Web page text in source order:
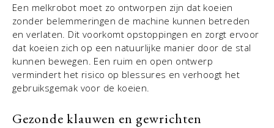
Een melkrobot moet zo ontworpen zijn dat koeien
zonder belemmeringen de machine kunnen betreden
en verlaten. Dit voorkomt opstoppingen en zorgt ervoor
dat koeien zich op een natuurlijke manier door de stal
kunnen bewegen. Een ruim en open ontwerp
vermindert het risico op blessures en verhoogt het
gebruiksgemak voor de koeien.
Gezonde klauwen en gewrichten